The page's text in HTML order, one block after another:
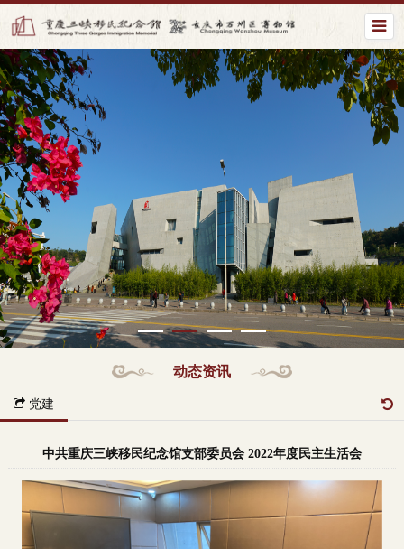
动态资讯
党建
中共重庆三峡移民纪念馆支部委员会 2022年度民主生活会